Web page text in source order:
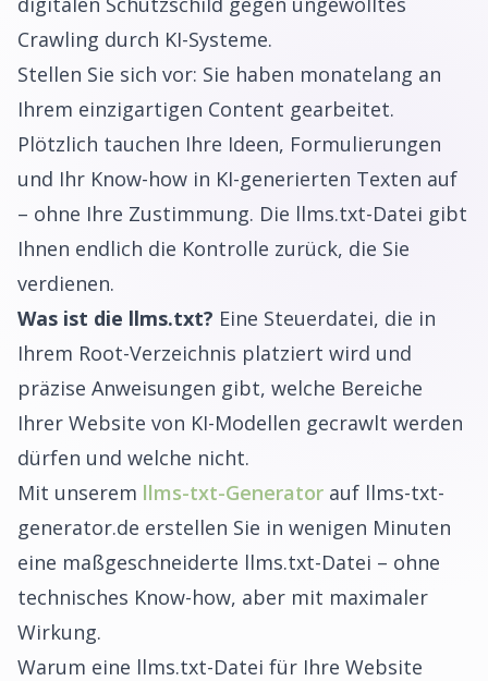
Crawling durch KI-Systeme.
Stellen Sie sich vor: Sie haben monatelang an
Ihrem einzigartigen Content gearbeitet.
Plötzlich tauchen Ihre Ideen, Formulierungen
und Ihr Know-how in KI-generierten Texten auf
– ohne Ihre Zustimmung. Die llms.txt-Datei gibt
Ihnen endlich die Kontrolle zurück, die Sie
verdienen.
Was ist die llms.txt? Eine Steuerdatei, die in
Ihrem Root-Verzeichnis platziert wird und
präzise Anweisungen gibt, welche Bereiche
Ihrer Website von KI-Modellen gecrawlt werden
dürfen und welche nicht.
Mit unserem llms-txt-Generator auf llms-txt-
generator.de erstellen Sie in wenigen Minuten
eine maßgeschneiderte llms.txt-Datei – ohne
technisches Know-how, aber mit maximaler
Wirkung.
Warum eine llms.txt-Datei für Ihre Website